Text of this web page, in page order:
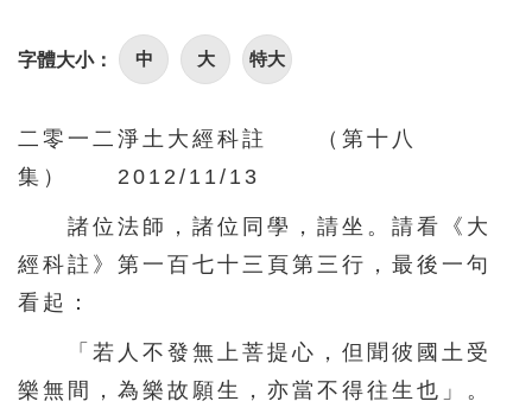
106 107 108
117 118 119
131
141 142 143 144
字體大小： 中 大 特大
二零一二淨土大經科註 （第十八
集） 2012/11/13
諸位法師，諸位同學，請坐。請看《大
經科註》第一百七十三頁第三行，最後一句
看起：
「若人不發無上菩提心，但聞彼國土受
樂無間，為樂故願生，亦當不得往生也」。